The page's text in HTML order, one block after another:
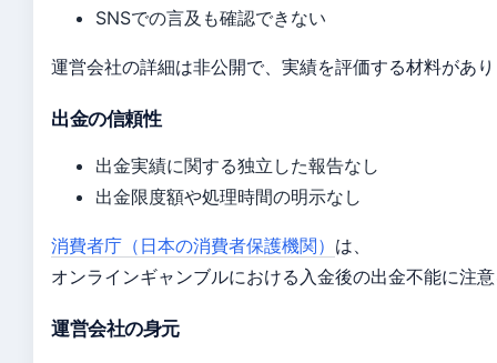
SNSでの言及も確認できない
運営会社の詳細は非公開で、実績を評価する材料があ
出金の信頼性
出金実績に関する独立した報告なし
出金限度額や処理時間の明示なし
消費者庁（日本の消費者保護機関） は、
オンラインギャンブルにおける入金後の出金不能に注
運営会社の身元